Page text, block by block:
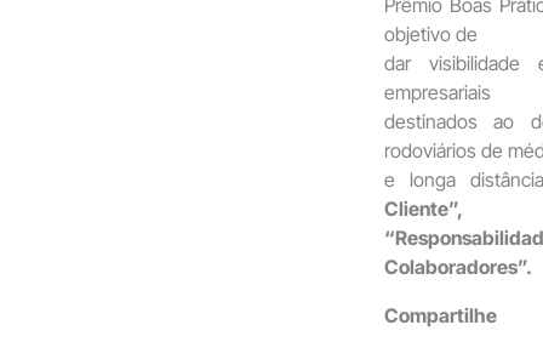
objetivo de
dar visibilidade
empresariais
destinados ao
rodoviários de
e longa
Cliente”,
Colaboradores”.
Compartilhe